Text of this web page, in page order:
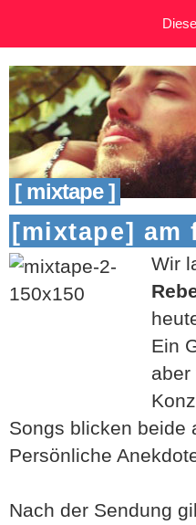
[ mixtape ]
[mixtape] am
Wir
Ein
aber
Songs blicken beide
Persönliche
Nach der Sendung